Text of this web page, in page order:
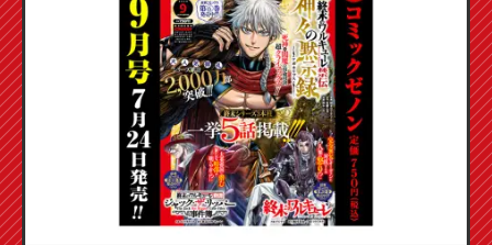
девушки» запланирован на 20 октября!